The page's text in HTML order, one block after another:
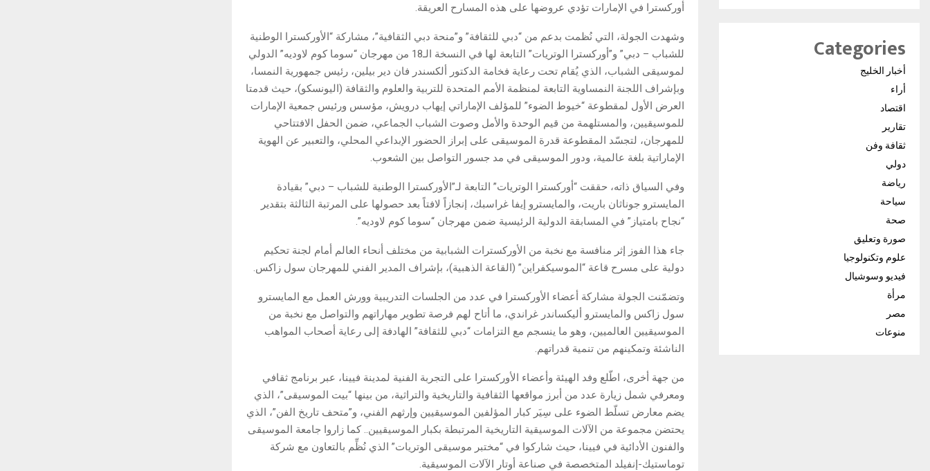
أوركسترا في الإمارات تؤدي عروضها على هذه المسارح العريقة.
وشهدت الجولة، التي نُظمت بدعم من “دبي للثقافة” و”منحة دبي الثقافية”، مشاركة “الأوركسترا الوطنية
للشباب – دبي” و”أوركسترا الوتريات” التابعة لها في النسخة الـ18 من مهرجان “سوما كوم لاوديه” الدولي
لموسيقى الشباب، الذي يُقام تحت رعاية فخامة الدكتور ألكسندر فان دير بيلين، رئيس جمهورية النمسا،
وبإشراف اللجنة النمساوية التابعة لمنظمة الأمم المتحدة للتربية والعلوم والثقافة (اليونسكو)، حيث قدمتا
العرض الأول لمقطوعة “خيوط الضوء” للمؤلف الإماراتي إيهاب درويش، مؤسس ورئيس جمعية الإمارات
للموسيقيين، والمستلهمة من قيم الوحدة والأمل وصوت الشباب الجماعي، ضمن الحفل الافتتاحي
للمهرجان، لتجسّد المقطوعة قدرة الموسيقى على إبراز الحضور الإبداعي المحلي، والتعبير عن الهوية
الإماراتية بلغة عالمية، ودور الموسيقى في مد جسور التواصل بين الشعوب.
وفي السياق ذاته، حققت “أوركسترا الوتريات” التابعة لـ”الأوركسترا الوطنية للشباب – دبي” بقيادة
المايسترو جوناثان باريت، والمايسترو إيفا غراسبك، إنجازاً لافتاً بعد حصولها على المرتبة الثالثة بتقدير
“نجاح بامتياز” في المسابقة الدولية الرئيسية ضمن مهرجان “سوما كوم لاوديه”.
جاء هذا الفوز إثر منافسة مع نخبة من الأوركسترات الشبابية من مختلف أنحاء العالم أمام لجنة تحكيم
دولية على مسرح قاعة “الموسيكفراين” (القاعة الذهبية)، بإشراف المدير الفني للمهرجان سول زاكس.
وتضمّنت الجولة مشاركة أعضاء الأوركسترا في عدد من الجلسات التدريبية وورش العمل مع المايسترو
سول زاكس والمايسترو أليكساندر غراندي، ما أتاح لهم فرصة تطوير مهاراتهم والتواصل مع نخبة من
الموسيقيين العالميين، وهو ما ينسجم مع التزامات “دبي للثقافة” الهادفة إلى رعاية أصحاب المواهب
الناشئة وتمكينهم من تنمية قدراتهم.
من جهة أخرى، اطّلع وفد الهيئة وأعضاء الأوركسترا على التجربة الفنية لمدينة فيينا، عبر برنامج ثقافي
ومعرفي شمل زيارة عدد من أبرز مواقعها الثقافية والتاريخية والتراثية، من بينها “بيت الموسيقى”، الذي
يضم معارض تسلّط الضوء على سِيَر كبار المؤلفين الموسيقيين وإرثهم الفني، و”متحف تاريخ الفن”، الذي
يحتضن مجموعة من الآلات الموسيقية التاريخية المرتبطة بكبار الموسيقيين.. كما زاروا جامعة الموسيقى
والفنون الأدائية في فيينا، حيث شاركوا في “مختبر موسيقى الوتريات” الذي نُظِّم بالتعاون مع شركة
توماستيك-إنفيلد المتخصصة في صناعة أوتار الآلات الموسيقية.
Categories
أخبار الخليج
أراء
اقتصاد
تقارير
ثقافة وفن
دولي
رياضة
سياحة
صحة
صورة وتعليق
علوم وتكنولوجيا
فيديو وسوشيال
مرأة
مصر
منوعات